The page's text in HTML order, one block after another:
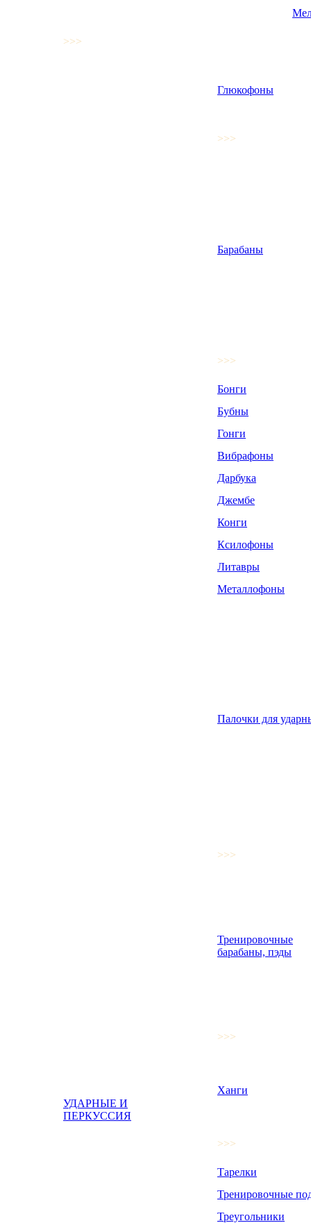
>>>
УДАРНЫЕ И
ПЕРКУССИЯ
Глюкофоны
>>>
Барабаны
>>>
Бонги
Бубны
Гонги
Вибрафоны
Дарбука
Джембе
Конги
Ксилофоны
Литавры
Металлофоны
Палочки для
>>>
Тренировочные
барабаны, пэды
>>>
Ханги
>>>
Тарелки
Тренировочные
Треугольники